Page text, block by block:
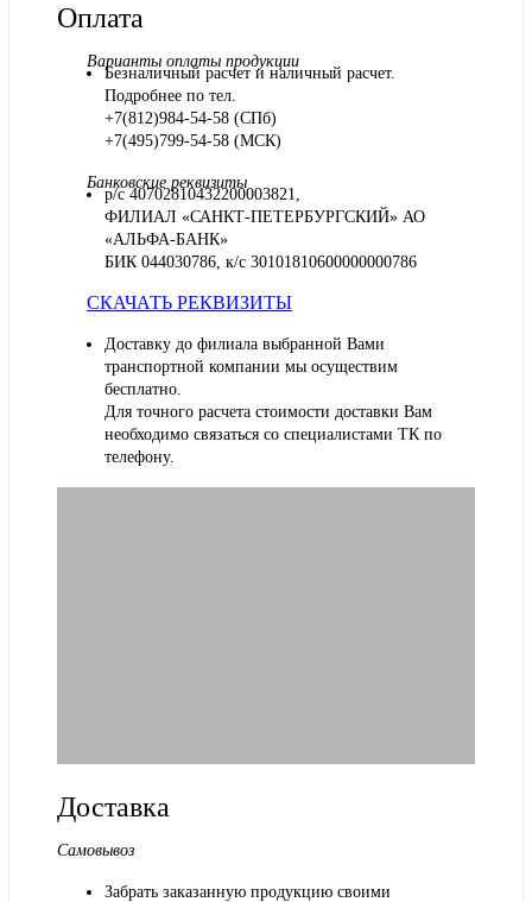
Оплата
Варианты оплаты продукции
Безналичный расчет и наличный расчет.
Подробнее по тел.
+7(812)984-54-58 (СПб)
+7(495)799-54-58 (МСК)
Банковские реквизиты
р/с 40702810432200003821,
ФИЛИАЛ «САНКТ-ПЕТЕРБУРГСКИЙ» АО
«АЛЬФА-БАНК»
БИК 044030786, к/с 30101810600000000786
СКАЧАТЬ РЕКВИЗИТЫ
Доставку до филиала выбранной Вами
транспортной компании мы осуществим
бесплатно.
Для точного расчета стоимости доставки Вам
необходимо связаться со специалистами ТК по
телефону.
Доставка
Самовывоз
Забрать заказанную продукцию своими